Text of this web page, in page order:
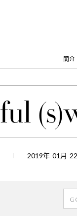
簡介
2019年 01月